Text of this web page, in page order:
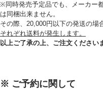
※同時発売予定品でも、メーカー
は同梱出来ません。
その際、20,000円以下の発送の場
それぞれ送料が発生します。
以上ご了承の上、ご注文ください
※ ご予約に関して